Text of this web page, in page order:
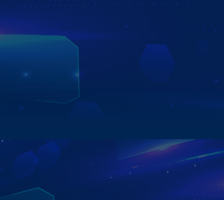
mềm trực tuyến, giúp hệ thống luôn mượt mà và đầy đủ
tính năng mới nhất.
mọi thao tác chỉ bằng một câu nói – tiện lợi, an toàn khi